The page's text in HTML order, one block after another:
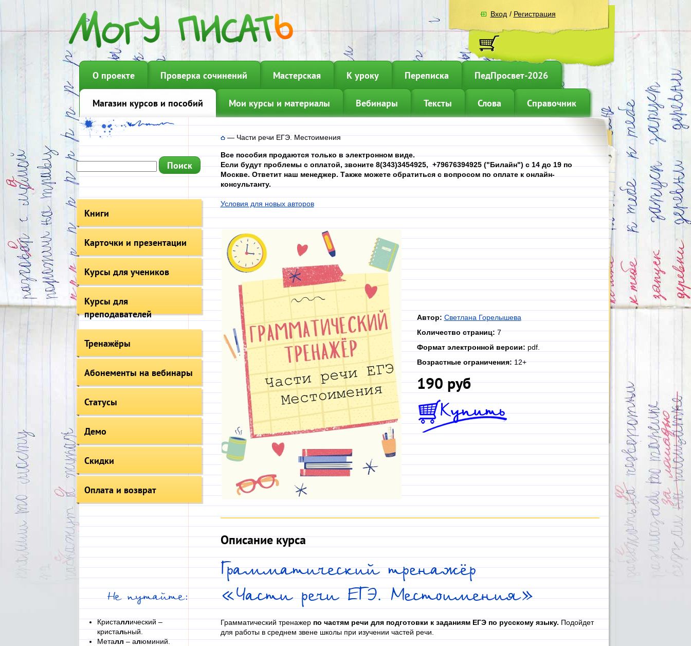
Вход / Регистрация
О проекте Проверка сочинений Мастерская К уроку Переписка ПедПросвет-2026
Магазин курсов и пособий Мои курсы и материалы Вебинары Тексты Слова Справочник
Книги
Карточки и презентации
Курсы для учеников
Курсы для
преподавателей
Тренажёры
Абонементы на вебинары
Статусы
Демо
Скидки
Оплата и возврат
Не путайте:
Кристаллический –
кристальный.
Металл– алюминий.
—Части речи ЕГЭ. Местоимения
Все пособия продаются только в электронном виде.
Если будут проблемы с оплатой, звоните 8(343)3454925, +79676394925 ("Билайн") с 14 до 19 по
Москве. Ответит наш менеджер. Также можете обратиться с вопросом по оплате к онлайн-
консультанту.
Условия для новых авторов
Автор: Светлана Горелышева
Количество страниц: 7
Формат электронной версии: pdf.
Возрастные ограничения: 12+
190 руб
Описание курса
Грамматический тренажёр
«Части речи ЕГЭ. Местоимения»
Грамматический тренажер по частям речи для подготовки к заданиям ЕГЭ по русскому языку. Подойдет
для работы в среднем звене школы при изучении частей речи.